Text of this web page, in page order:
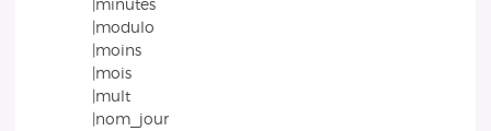
|minutes
|modulo
|moins
|mois
|mult
|nom_jour